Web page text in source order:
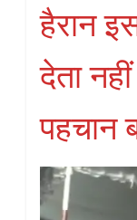
हैरान
देता
पहचान